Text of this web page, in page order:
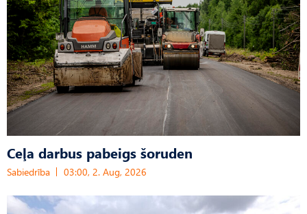
Ceļa darbus pabeigs šoruden
Sabiedrība 03:00, 2. Aug, 2026